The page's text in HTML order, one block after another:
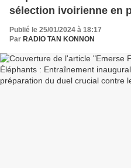
sélection ivoirienne en
crucial contre les Lions
Publié le 25/01/2024 à 18:17
Par RADIO TAN KONNON